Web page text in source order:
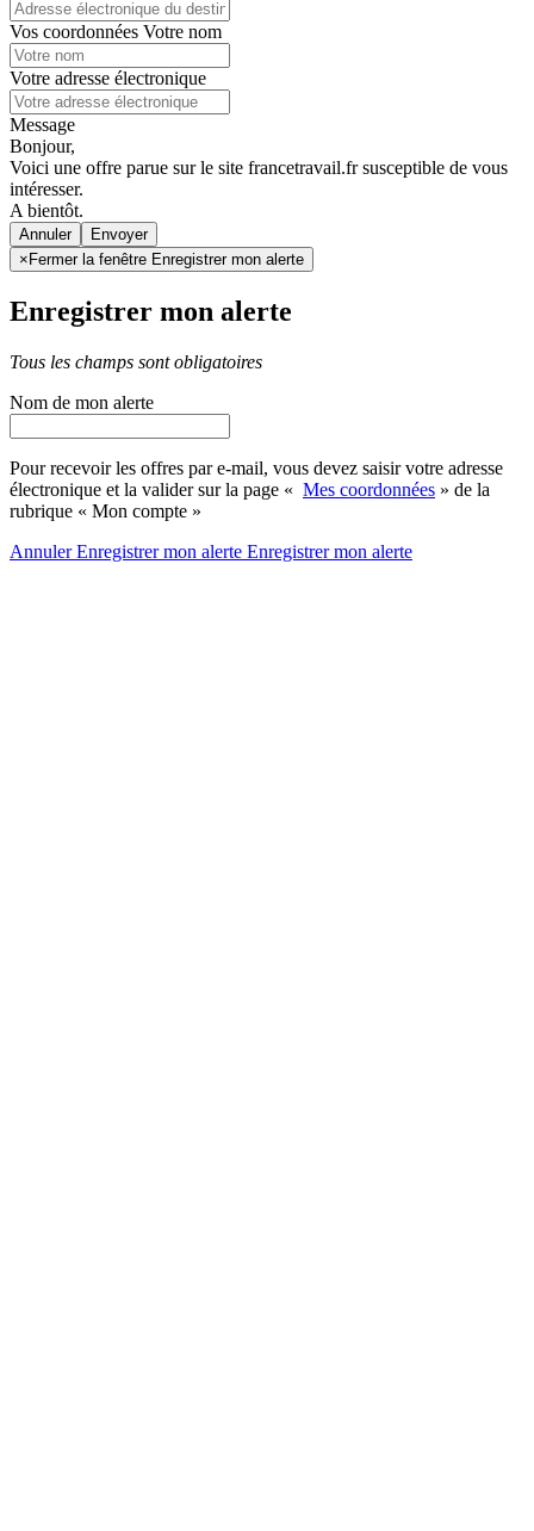
Vos coordonnées Votre nom
Votre adresse électronique
Message
Bonjour,
Voici une offre parue sur le site francetravail.fr susceptible de vous
intéresser.
A bientôt.
Annuler
× Fermer la fenêtre Enregistrer mon alerte
Enregistrer mon alerte
Tous les champs sont obligatoires
Nom de mon alerte
Pour recevoir les offres par e-mail, vous devez saisir votre adresse
électronique et la valider sur la page « Mes coordonnées » de la
rubrique « Mon compte »
AnnulerEnregistrer mon alerte Enregistrermon alerte